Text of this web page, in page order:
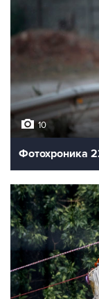
10
Фотохроника